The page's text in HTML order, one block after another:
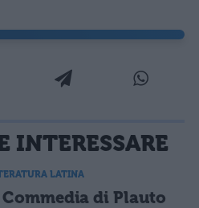
INTERESSARE
LATINA
Commedia di Plauto